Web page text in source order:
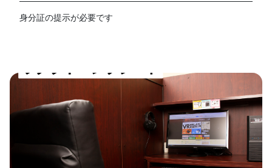
身分証の提示が必要です